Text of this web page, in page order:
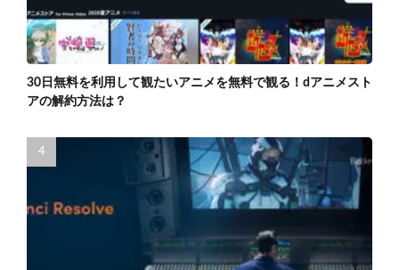
30日無料を利用して観たいアニメを無料で観る！dアニメスト
アの解約方法は？